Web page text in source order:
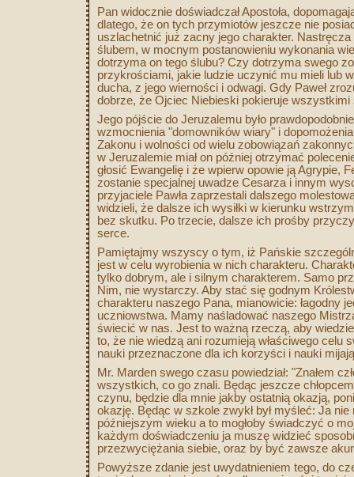
Pan widocznie doświadczał Apostoła,
dlatego, że on tych przymiotów jeszcze nie
uszlachetnić już zacny jego charakter.
ślubem, w mocnym postanowieniu wykonania
dotrzyma on tego ślubu? Czy dotrzyma swego
przykrościami, jakie ludzie uczynić mu mieli lub
ducha, z jego wierności i odwagi. Gdy Paweł
dobrze, że Ojciec Niebieski pokieruje wszystkimi
Jego pójście do Jeruzalemu było
wzmocnienia "domowników wiary" i
Zakonu i wolności od wielu zobowiązań
w Jeruzalemie miał on później otrzymać
głosić Ewangelię i że wpierw opowie ją Agrypie,
zostanie specjalnej uwadze Cesarza i innym
przyjaciele Pawła zaprzestali dalszego
widzieli, że dalsze ich wysiłki w kierunku
bez skutku. Po trzecie, dalsze ich prośby
serce.
Pamiętajmy wszyscy o tym, iż Pańskie
jest w celu wyrobienia w nich charakteru.
tylko dobrym, ale i silnym charakterem. Samo
Nim, nie wystarczy. Aby stać się godnym
charakteru naszego Pana, mianowicie: łagodny
uczniowstwa. Mamy naśladować naszego
świecić w nas. Jest to ważną rzeczą, aby
to, że nie wiedzą ani rozumieją właściwego
nauki przeznaczone dla ich korzyści i nauki
Mr. Marden swego czasu powiedział: "Znałem
wszystkich, co go znali. Będąc jeszcze
czynu, będzie dla mnie jakby ostatnią okazją,
okazję. Będąc w szkole zwykł był myśleć: Ja
późniejszym wieku a to mogłoby świadczyć o
każdym doświadczeniu ja muszę widzieć
przezwyciężania siebie, oraz by być zawsze
Powyższe zdanie jest uwydatnieniem tego, do